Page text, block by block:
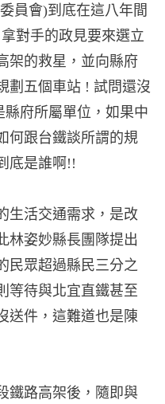
員會)到底在這八年間
對手的政見要來選立
架的救星，並向縣府
劃五個車站 ! 試問還沒
府所屬單位，如果中
何跟台鐵談所謂的規
底是誰啊!!
生活交通需求，是改
林姿妙縣長團隊提出
民眾超過縣民三分之
等待與北宜直鐵甚至
送件，這難道也是陳
鐵路高架後，隨即與